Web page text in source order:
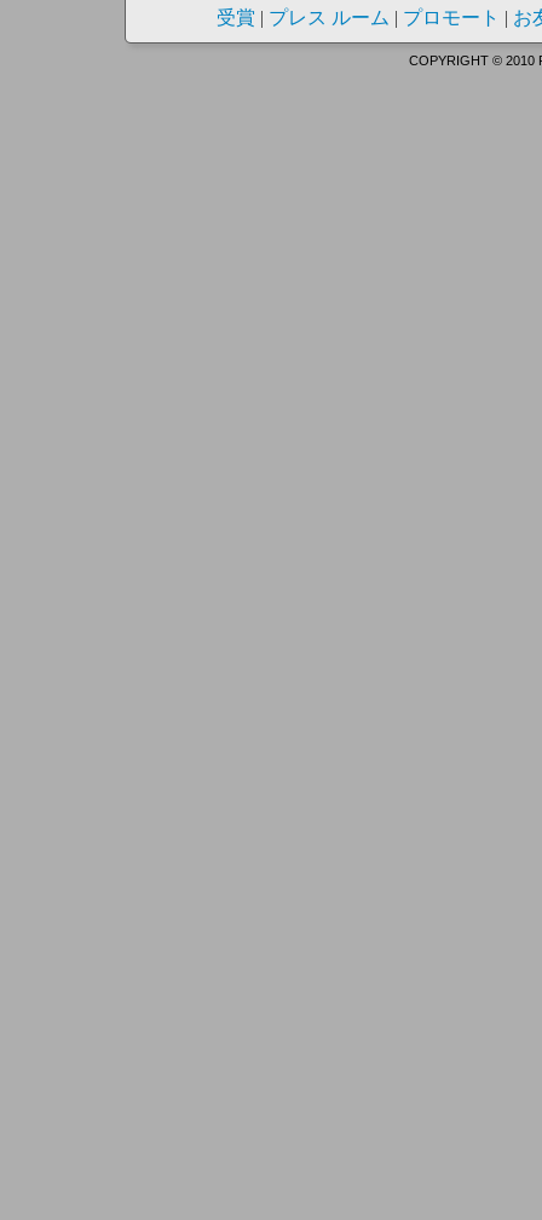
受賞 | プレス ルーム | プロモート | お
COPYRIGHT © 2010